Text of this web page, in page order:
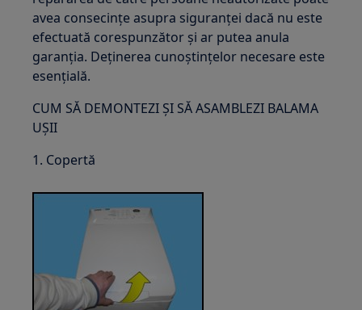
avea consecințe asupra siguranței dacă nu este
efectuată corespunzător și ar putea anula
garanția. Deținerea cunoștințelor necesare este
esențială.
CUM SĂ DEMONTEZI ȘI SĂ ASAMBLEZI BALAMA
UȘII
1. Copertă